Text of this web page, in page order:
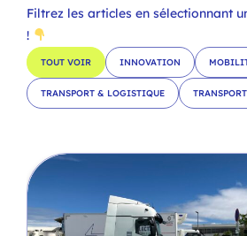
Filtrez les articles en sélectionnant
!
INNOVATION
TRANSPORT & LOGISTIQUE
TOUT VOIR